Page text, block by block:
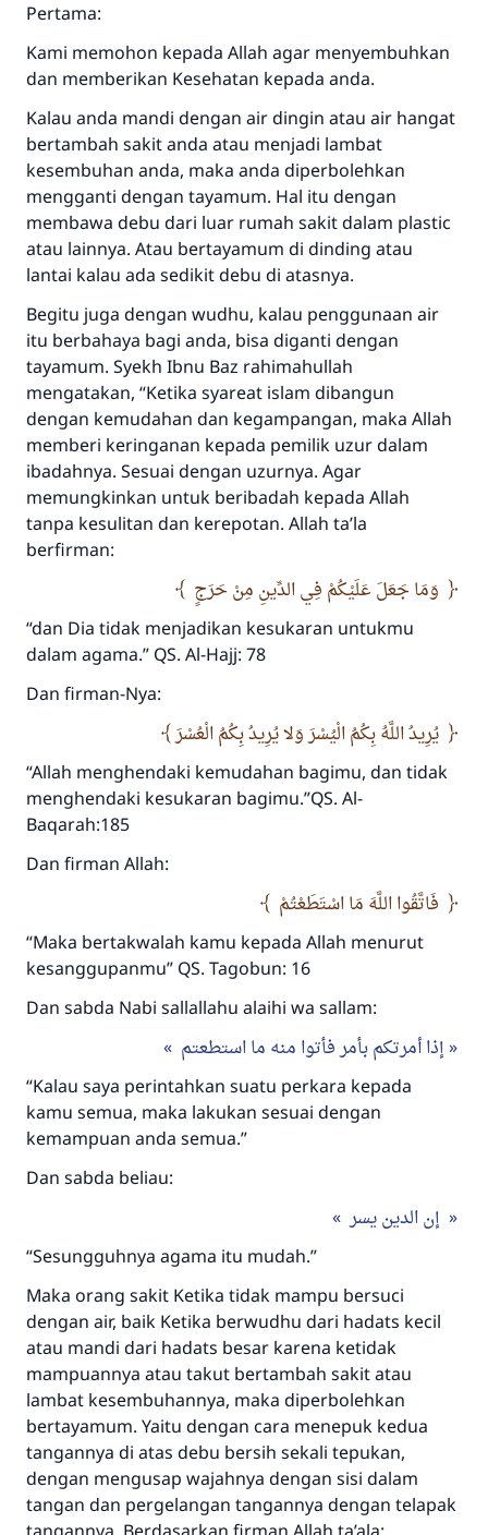
Pertama:
Kami memohon kepada Allah agar menyembuhkan
dan memberikan Kesehatan kepada anda.
Kalau anda mandi dengan air dingin atau air hangat
bertambah sakit anda atau menjadi lambat
kesembuhan anda, maka anda diperbolehkan
mengganti dengan tayamum. Hal itu dengan
membawa debu dari luar rumah sakit dalam plastic
atau lainnya. Atau bertayamum di dinding atau
lantai kalau ada sedikit debu di atasnya.
Begitu juga dengan wudhu, kalau penggunaan air
itu berbahaya bagi anda, bisa diganti dengan
tayamum. Syekh Ibnu Baz rahimahullah
mengatakan, “Ketika syareat islam dibangun
dengan kemudahan dan kegampangan, maka Allah
memberi keringanan kepada pemilik uzur dalam
ibadahnya. Sesuai dengan uzurnya. Agar
memungkinkan untuk beribadah kepada Allah
tanpa kesulitan dan kerepotan. Allah ta’la
berfirman:
وَمَا جَعَلَ عَلَيْكُمْ فِي الدِّينِ مِنْ حَرَجٍ
“dan Dia tidak menjadikan kesukaran untukmu
dalam agama.” QS. Al-Hajj: 78
Dan firman-Nya:
يُرِيدُ اللَّهُ بِكُمُ الْيُسْرَ وَلا يُرِيدُ بِكُمُ الْعُسْرَ
“Allah menghendaki kemudahan bagimu, dan tidak
menghendaki kesukaran bagimu.”QS. Al-
Baqarah:185
Dan firman Allah:
فَاتَّقُوا اللَّهَ مَا اسْتَطَعْتُمْ
“Maka bertakwalah kamu kepada Allah menurut
kesanggupanmu” QS. Tagobun: 16
Dan sabda Nabi sallallahu alaihi wa sallam:
إذا أمرتكم بأمر فأتوا منه ما استطعتم
“Kalau saya perintahkan suatu perkara kepada
kamu semua, maka lakukan sesuai dengan
kemampuan anda semua.”
Dan sabda beliau:
إن الدين يسر
“Sesungguhnya agama itu mudah.”
Maka orang sakit Ketika tidak mampu bersuci
dengan air, baik Ketika berwudhu dari hadats kecil
atau mandi dari hadats besar karena ketidak
mampuannya atau takut bertambah sakit atau
lambat kesembuhannya, maka diperbolehkan
bertayamum. Yaitu dengan cara menepuk kedua
tangannya di atas debu bersih sekali tepukan,
dengan mengusap wajahnya dengan sisi dalam
tangan dan pergelangan tangannya dengan telapak